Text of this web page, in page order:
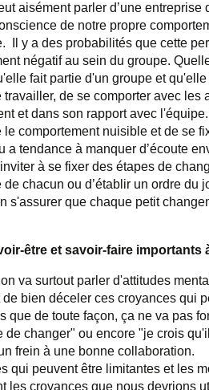
aisément parler d’une entreprise
de notre propre
Il y a des probabilités que cette
négatif au sein du groupe.
fait partie d'un groupe et
de se comporter avec
et dans son rapport avec
comportement nuisible et de se
tendance à manquer d’écoute
à se fixer des étapes de
chacun ou d’établir un ordre
s'assurer que chaque petit
être et savoir-faire
va surtout parler d'attitudes
bien déceler ces croyances qui
que de toute façon, ça ne va pas
changer" ou encore "je crois
frein à une bonne collaboration.
qui peuvent être limitantes et les
les croyances que nous devrions